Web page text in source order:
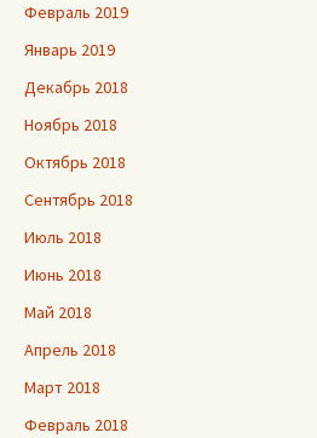
Февраль 2019
Январь 2019
Декабрь 2018
Ноябрь 2018
Октябрь 2018
Сентябрь 2018
Июль 2018
Июнь 2018
Май 2018
Апрель 2018
Март 2018
Февраль 2018